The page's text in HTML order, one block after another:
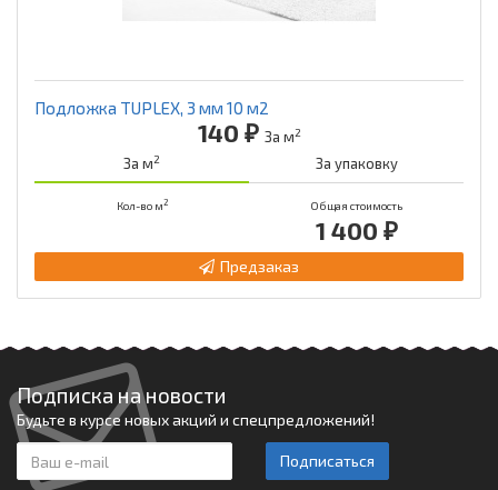
Подложка TUPLEX, 3 мм 10 м2
140 ₽ За м2
За м2 За упаковку
Кол-во м2 Общая стоимость
1 400 ₽
Предзаказ
Подписка на новости
Будьте в курсе новых акций и спецпредложений!
Подписаться